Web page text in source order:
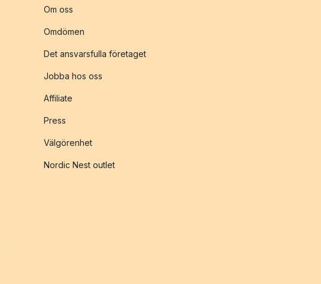
Om oss
Omdömen
Det ansvarsfulla företaget
Jobba hos oss
Affiliate
Press
Välgörenhet
Nordic Nest outlet